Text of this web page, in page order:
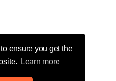
ensure you get the
Learn more